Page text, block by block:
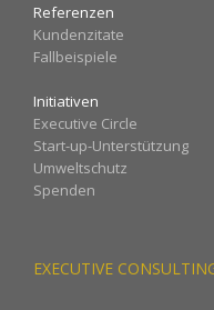
Referenzen
Kundenzitate
Fallbeispiele
Initiativen
Executive Circle
Start-up-Unterstützung
Umweltschutz
Spenden
EXECUTIVE